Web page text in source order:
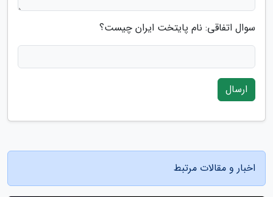
سوال اتفاقی: نام پایتخت ایران چیست؟
ارسال
اخبار و مقالات مرتبط